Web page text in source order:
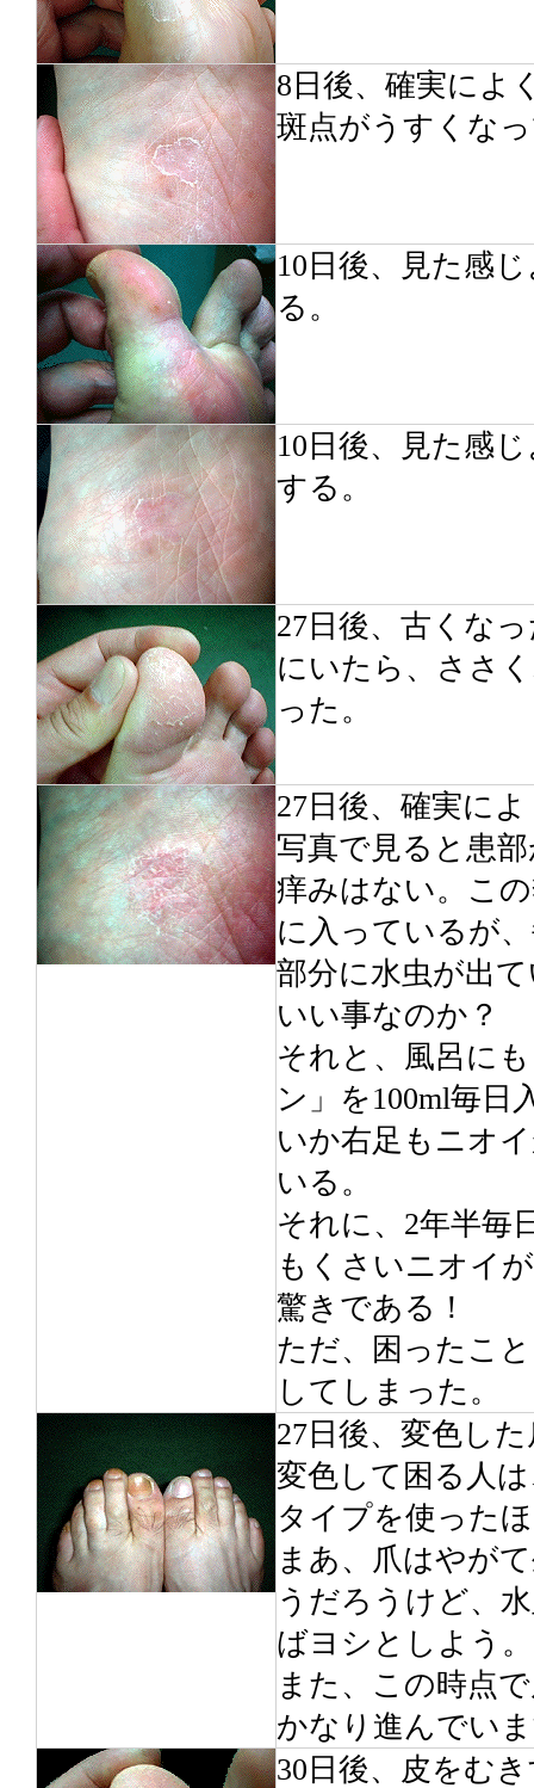
8日後、確実によ
斑点がうすくな
10日後、見た感
る。
10日後、見た感
する。
27日後、古くな
にいたら、ささ
った。
27日後、確実に
写真で見ると患
痒みはない。こ
に入っているが
部分に水虫が出
いい事なのか？
それと、風呂に
ン」を100ml毎日
いか右足もニオ
いる。
それに、2年半毎
もくさいニオイ
驚きである！
ただ、困ったこ
してしまった。
27日後、変色し
変色して困る人
タイプを使った
まあ、爪はやが
うだろうけど、
ばヨシとしよう。
また、この時点
かなり進んでい
30日後、皮をむ